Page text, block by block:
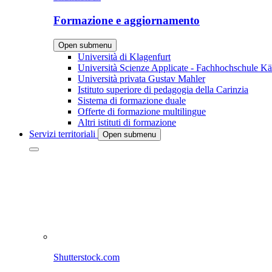
Formazione e aggiornamento
Open submenu
Università di Klagenfurt
Università Scienze Applicate - Fachhochschule
Università privata Gustav Mahler
Istituto superiore di pedagogia della Carinzia
Sistema di formazione duale
Offerte di formazione multilingue
Altri istituti di formazione
Servizi territoriali
Open submenu
Shutterstock.com